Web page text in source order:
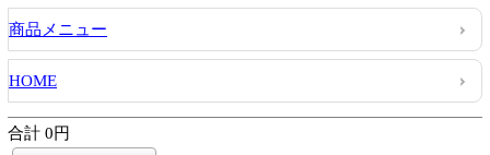
商品メニュー
HOME
合計 0円